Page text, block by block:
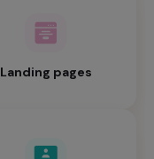
Landing pages